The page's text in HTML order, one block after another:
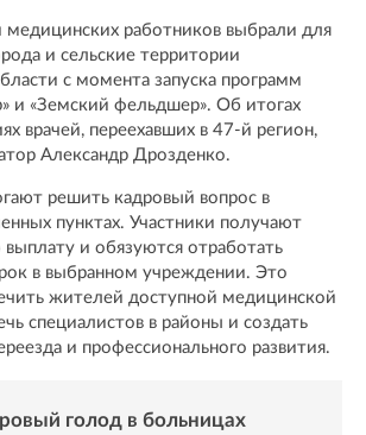
медицинских работников выбрали для
и сельские территории
с момента запуска программ
и «Земский фельдшер». Об итогах
врачей, переехавших в 47-й регион,
Александр Дрозденко.
решить кадровый вопрос в
пунктах. Участники получают
и обязуются отработать
в выбранном учреждении. Это
жителей доступной медицинской
специалистов в районы и создать
и профессионального развития.
голод в больницах